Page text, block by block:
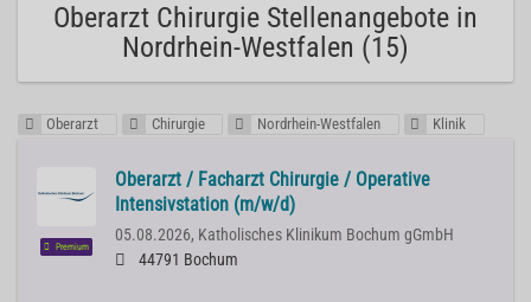
Oberarzt Chirurgie Stellenangebote in
Nordrhein-Westfalen (15)
Oberarzt Chirurgie Nordrhein-Westfalen Klinik
Premium
Oberarzt / Facharzt Chirurgie / Operative
Intensivstation (m/w/d)
05.08.2026, Katholisches Klinikum Bochum gGmbH
44791 Bochum